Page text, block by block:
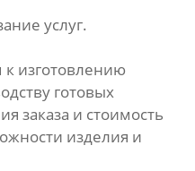
услуг.
к изготовлению
готовых
заказа и стоимость
изделия и